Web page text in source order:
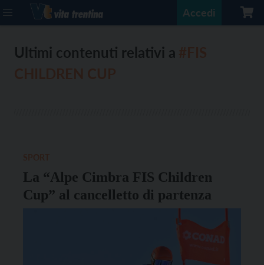
Accedi
Ultimi contenuti relativi a
La “Alpe Cimbra FIS Children
Cup” al cancelletto di partenza